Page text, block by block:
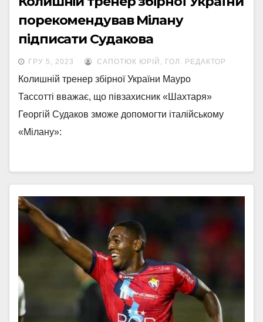
порекомендував Мілану
підписати Судакова
ГРУ 5, 2023 САПОТЮК ЮРІЙ, ГОЛ. РЕДАКТОР
Колишній тренер збірної України Мауро
Тассотті вважає, що півзахисник «Шахтаря»
Георгій Судаков зможе допомогти італійському
«Мілану»: